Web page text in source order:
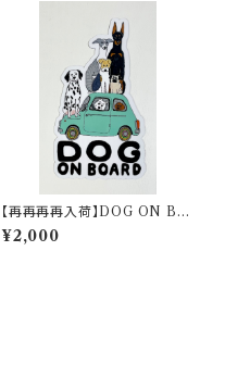
【再再再再入荷】DOG ON BO
ARD magnet
¥2,000